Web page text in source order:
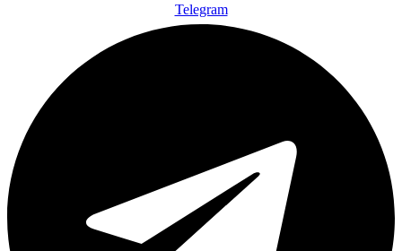
Telegram